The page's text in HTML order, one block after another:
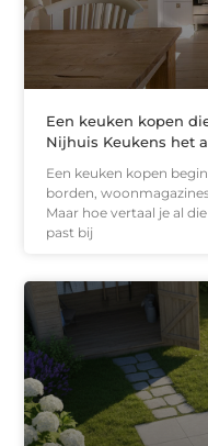
Een keuken kopen
Nijhuis Keukens het
Een keuken kopen
borden,
Maar hoe vertaal je al
past bij